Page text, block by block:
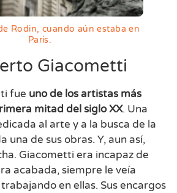
de Rodin, cuando aún estaba en
París.
Giacometti
fue uno de los artistas más
mitad del siglo XX. Una
al arte y a la busca de la
una de sus obras. Y, aun así,
Giacometti era incapaz de
acabada, siempre le veía
en ellas. Sus encargos